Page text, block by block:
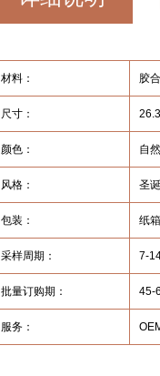
材料： 胶
尺寸：
颜色： 自
风格： 圣
包装： 纸
采样周期： 7-
批量订购期： 45-
服务：